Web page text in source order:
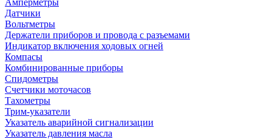
Амперметры
Датчики
Вольтметры
Держатели приборов и провода с разъемами
Индикатор включения ходовых огней
Компасы
Комбинированные приборы
Спидометры
Счетчики моточасов
Тахометры
Трим-указатели
Указатель аварийной сигнализации
Указатель давления масла